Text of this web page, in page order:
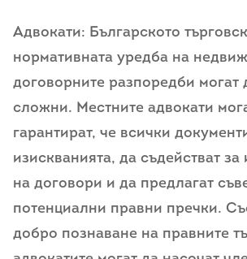
Адвокати: Българското
нормативната уредба на
договорните разпоредби могат
сложни. Местните адвокати
гарантират, че всички
изискванията, да съдействат за
на договори и да предлагат
потенциални правни пречки.
добро познаване на правните